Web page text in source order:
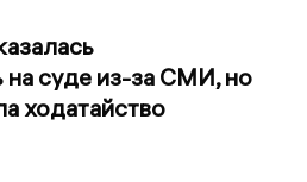
на суде из-за СМИ, но
ходатайство